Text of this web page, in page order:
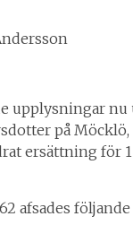
upplysningar
på
ersättning för
afsades följande